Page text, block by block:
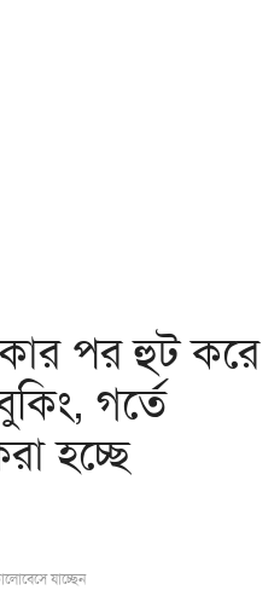
পর হুট করে
গর্তে
হচ্ছে
যাচ্ছেন